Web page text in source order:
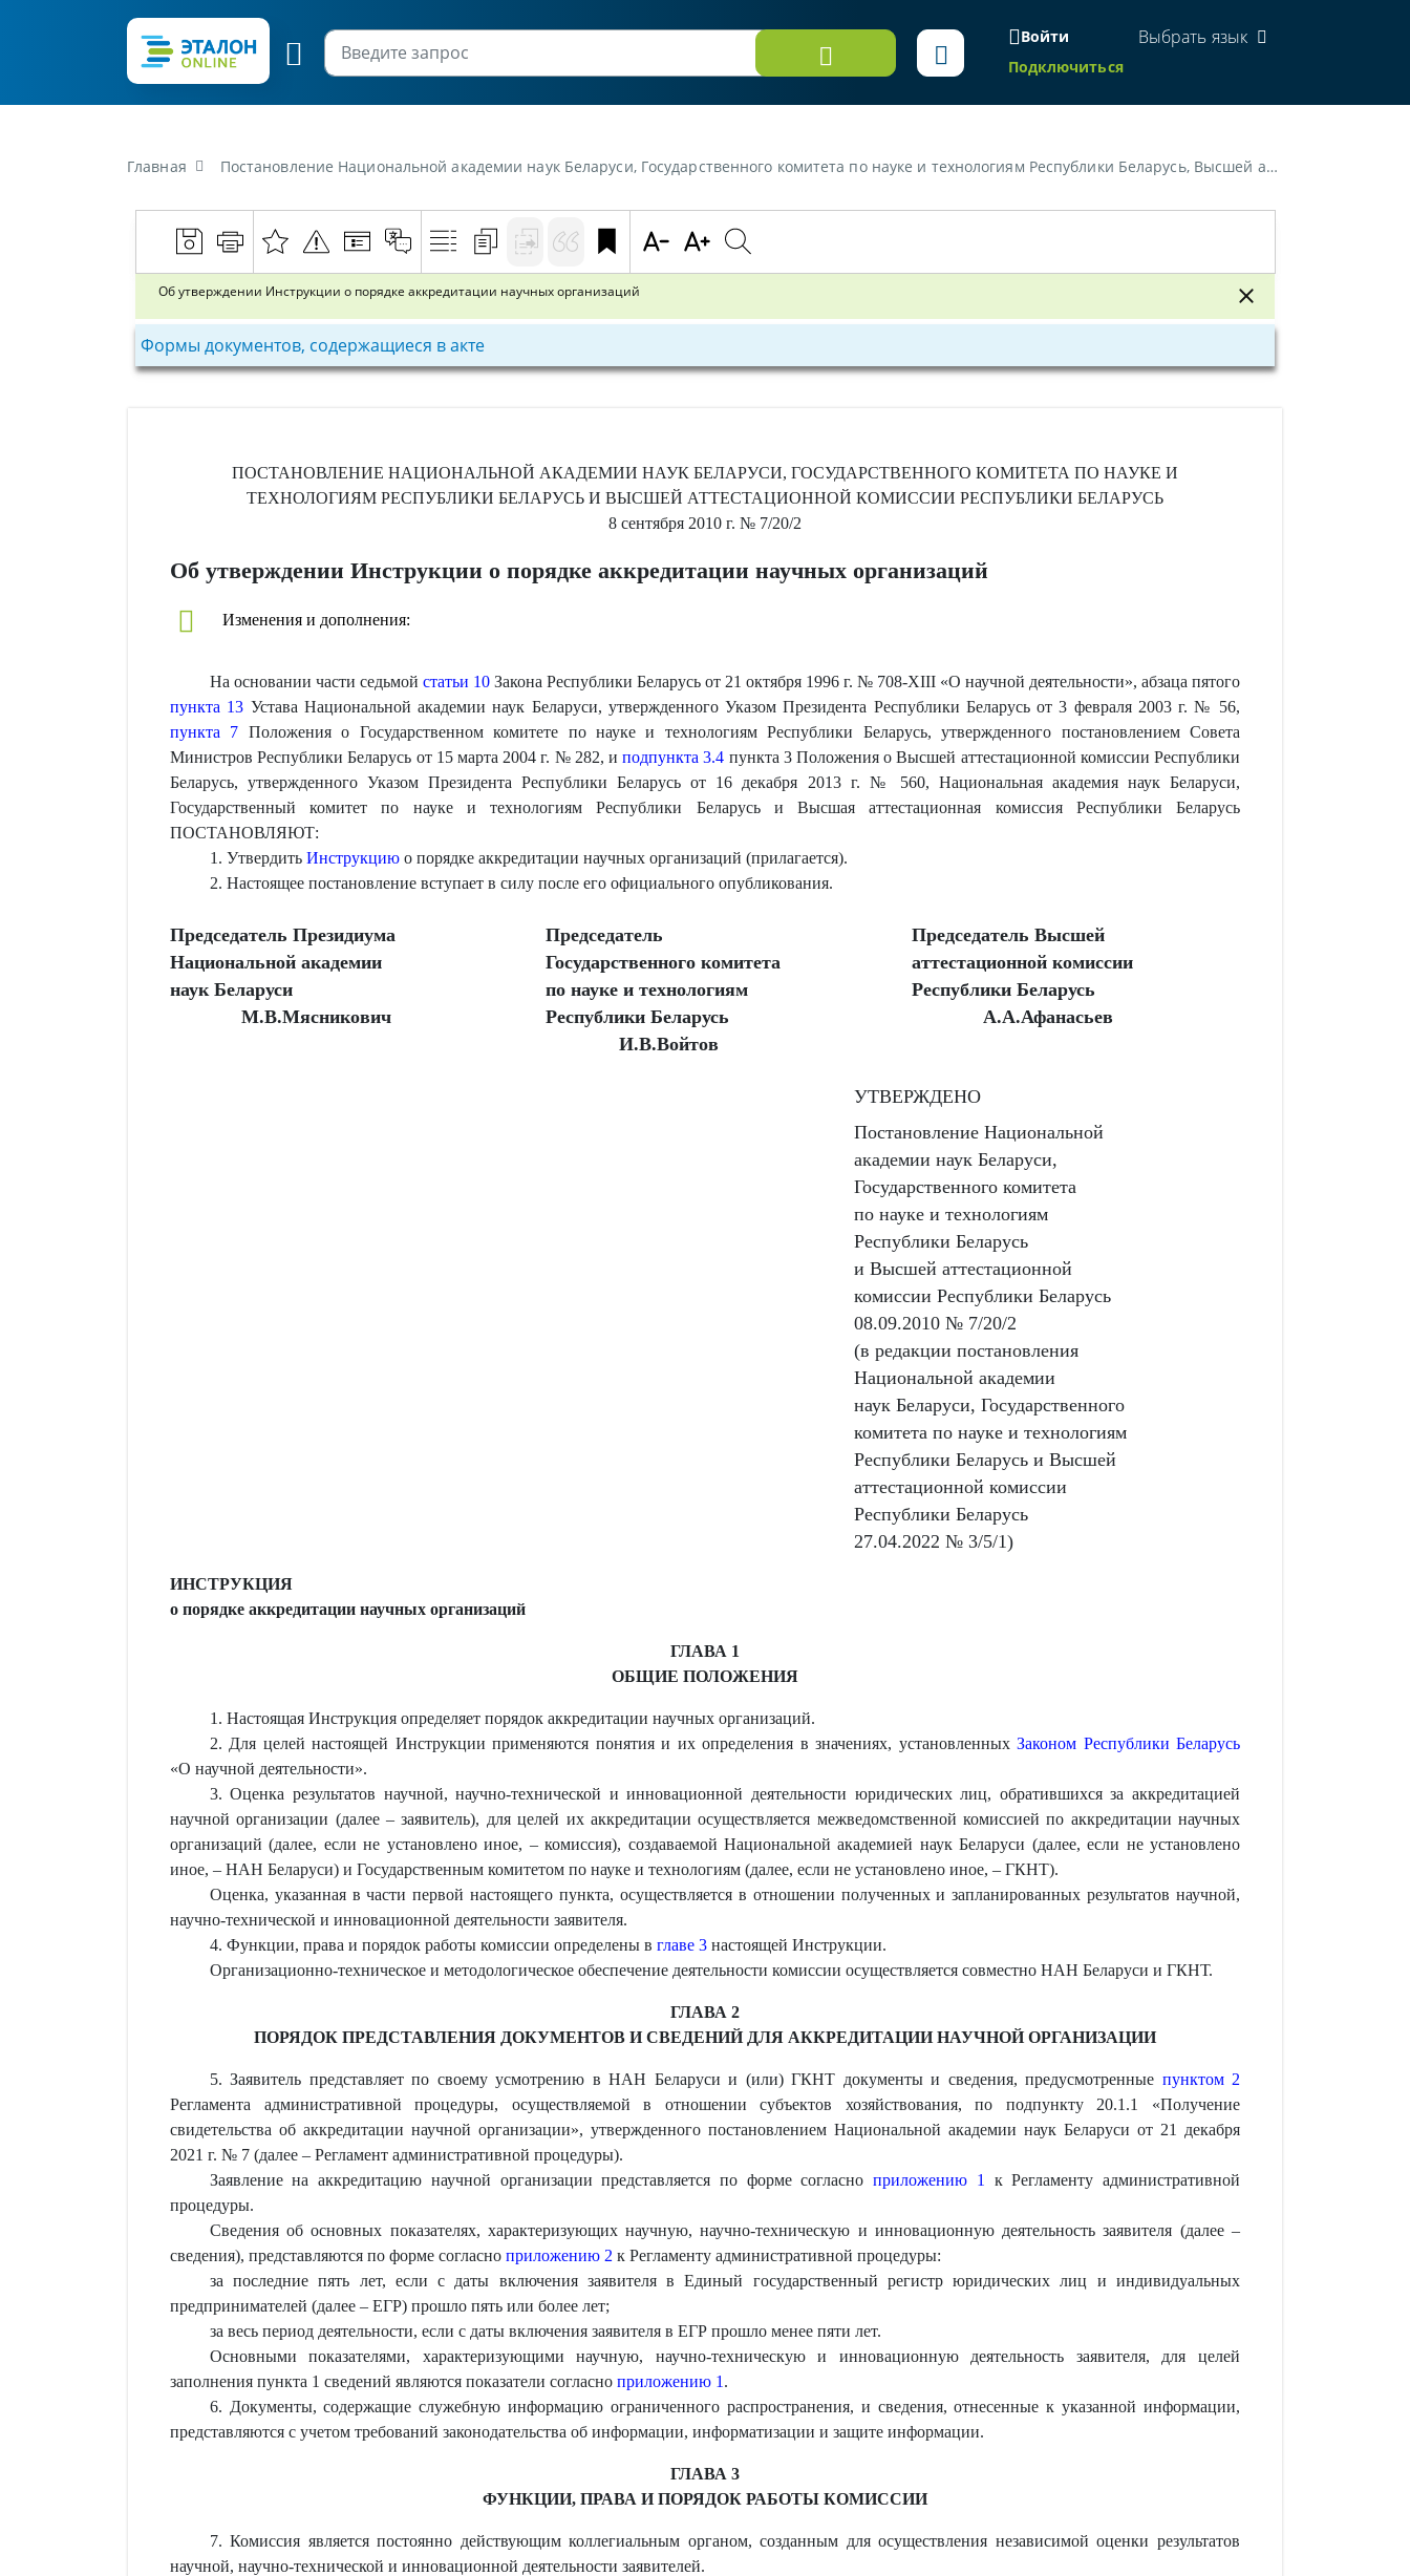
Войти
Подключиться
Выбрать язык
Главная Постановление Национальной академии наук Беларуси, Государственного комитета по науке и технологиям Республики Беларусь, Высшей аттестационной комиссии Республики Беларусь от 8 сентября 2010 г. №7/20/2 «Об утверждении Инструкции о порядке аккредитации научных организаций»
Об утверждении Инструкции о порядке аккредитации научных организаций
Формы документов, содержащиеся в акте
ПОСТАНОВЛЕНИЕ НАЦИОНАЛЬНОЙ АКАДЕМИИ НАУК БЕЛАРУСИ, ГОСУДАРСТВЕННОГО КОМИТЕТА ПО НАУКЕ И
ТЕХНОЛОГИЯМ РЕСПУБЛИКИ БЕЛАРУСЬ И ВЫСШЕЙ АТТЕСТАЦИОННОЙ КОМИССИИ РЕСПУБЛИКИ БЕЛАРУСЬ
8 сентября 2010 г. № 7/20/2
Об утверждении Инструкции о порядке аккредитации научных организаций
Изменения и дополнения:
На основании части седьмой статьи 10Закона Республики Беларусь от 21 октября 1996 г. № 708-XIII «О научной деятельности», абзаца пятого
пункта 13 Устава Национальной академии наук Беларуси, утвержденного Указом Президента Республики Беларусь от 3 февраля 2003 г. № 56,
пункта 7 Положения о Государственном комитете по науке и технологиям Республики Беларусь, утвержденного постановлением Совета
Министров Республики Беларусь от 15 марта 2004 г. № 282, иподпункта 3.4 пункта 3 Положения о Высшей аттестационной комиссии Республики
Беларусь, утвержденного Указом Президента Республики Беларусь от 16 декабря 2013 г. № 560, Национальная академия наук Беларуси,
Государственный комитет по науке и технологиям Республики Беларусь и Высшая аттестационная комиссия Республики Беларусь
ПОСТАНОВЛЯЮТ:
1. Утвердить Инструкциюо порядке аккредитации научных организаций (прилагается).
2. Настоящее постановление вступает в силу после его официального опубликования.
Председатель Президиума
Национальной академии
наук Беларуси
М.В.Мясникович
Председатель
Государственного комитета
по науке и технологиям
Республики Беларусь
И.В.Войтов
Председатель Высшей
аттестационной комиссии
Республики Беларусь
А.А.Афанасьев
УТВЕРЖДЕНО
Постановление Национальной
академии наук Беларуси,
Государственного комитета
по науке и технологиям
Республики Беларусь
и Высшей аттестационной
комиссии Республики Беларусь
08.09.2010 № 7/20/2
(в редакции постановления
Национальной академии
наук Беларуси, Государственного
комитета по науке и технологиям
Республики Беларусь и Высшей
аттестационной комиссии
Республики Беларусь
27.04.2022 № 3/5/1)
ИНСТРУКЦИЯ
о порядке аккредитации научных организаций
ГЛАВА 1
ОБЩИЕ ПОЛОЖЕНИЯ
1. Настоящая Инструкция определяет порядок аккредитации научных организаций.
2. Для целей настоящей Инструкции применяются понятия и их определения в значениях, установленныхЗаконом Республики Беларусь
«О научной деятельности».
3. Оценка результатов научной, научно-технической и инновационной деятельности юридических лиц, обратившихся за аккредитацией
научной организации (далее – заявитель), для целей их аккредитации осуществляется межведомственной комиссией по аккредитации научных
организаций (далее, если не установлено иное, – комиссия), создаваемой Национальной академией наук Беларуси (далее, если не установлено
иное, – НАН Беларуси) и Государственным комитетом по науке и технологиям (далее, если не установлено иное, – ГКНТ).
Оценка, указанная в части первой настоящего пункта, осуществляется в отношении полученных и запланированных результатов научной,
научно-технической и инновационной деятельности заявителя.
4. Функции, права и порядок работы комиссии определены в главе 3настоящей Инструкции.
Организационно-техническое и методологическое обеспечение деятельности комиссии осуществляется совместно НАН Беларуси и ГКНТ.
ГЛАВА 2
ПОРЯДОК ПРЕДСТАВЛЕНИЯ ДОКУМЕНТОВ И СВЕДЕНИЙ ДЛЯ АККРЕДИТАЦИИ НАУЧНОЙ ОРГАНИЗАЦИИ
5. Заявитель представляет по своему усмотрению в НАН Беларуси и (или) ГКНТ документы и сведения, предусмотренные пунктом 2
Регламента административной процедуры, осуществляемой в отношении субъектов хозяйствования, по подпункту 20.1.1 «Получение
свидетельства об аккредитации научной организации», утвержденного постановлением Национальной академии наук Беларуси от 21 декабря
2021 г. № 7 (далее – Регламент административной процедуры).
Заявление на аккредитацию научной организации представляется по форме согласноприложению 1
к Регламенту административной
процедуры.
Сведения об основных показателях, характеризующих научную, научно-техническую и инновационную деятельность заявителя (далее –
сведения), представляются по форме согласно приложению 2 к Регламенту административной процедуры:
за последние пять лет, если с даты включения заявителя в Единый государственный регистр юридических лиц и индивидуальных
предпринимателей (далее – ЕГР) прошло пять или более лет;
за весь период деятельности, если с даты включения заявителя в ЕГР прошло менее пяти лет.
Основными показателями, характеризующими научную, научно-техническую и инновационную деятельность заявителя, для целей
заполнения пункта 1 сведений являются показатели согласно приложению 1 .
6. Документы, содержащие служебную информацию ограниченного распространения, и сведения, отнесенные к указанной информации,
представляются с учетом требований законодательства об информации, информатизации и защите информации.
ГЛАВА 3
ФУНКЦИИ, ПРАВА И ПОРЯДОК РАБОТЫ КОМИССИИ
7. Комиссия является постоянно действующим коллегиальным органом, созданным для осуществления независимой оценки результатов
научной, научно-технической и инновационной деятельности заявителей.